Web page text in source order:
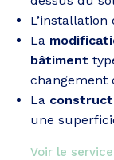
L’installation
La
bâtiment
changement
La
une
Voir le